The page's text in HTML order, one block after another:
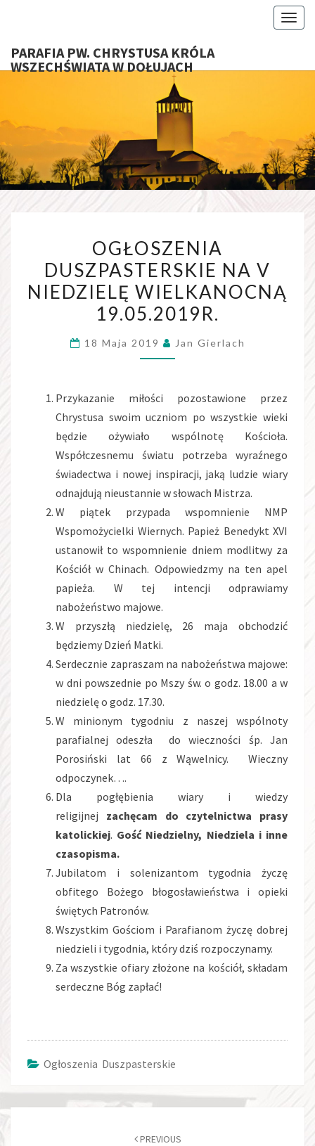
PARAFIA PW. CHRYSTUSA KRÓLA
WSZECHŚWIATA W DOŁUJACH
W
DUSZPASTERSKIE
NA
V
NIEDZIELĘ
19.05.2019R.
OGŁOSZENIA
DUSZPASTERSKIE NA V
NIEDZIELĘ WIELKANOCNĄ
19.05.2019R.
18 Maja 2019 Jan Gierlach
Przykazanie miłości pozostawione przez
Chrystusa swoim uczniom po wszystkie wieki
będzie ożywiało wspólnotę Kościoła.
Współczesnemu światu potrzeba wyraźnego
świadectwa i nowej inspiracji, jaką ludzie wiary
odnajdują nieustannie w słowach Mistrza.
W piątek przypada wspomnienie NMP
Wspomożycielki Wiernych. Papież Benedykt XVI
ustanowił to wspomnienie dniem modlitwy za
Kościół w Chinach. Odpowiedzmy na ten apel
papieża. W tej intencji odprawiamy
nabożeństwo majowe.
W przyszłą niedzielę, 26 maja obchodzić
będziemy Dzień Matki.
Serdecznie zapraszam na nabożeństwa majowe:
w dni powszednie po Mszy św. o godz. 18.00 a w
niedzielę o godz. 17.30.
W minionym tygodniu z naszej wspólnoty
parafialnej odeszła do wieczności śp. Jan
Porosiński lat 66 z Wąwelnicy. Wieczny
odpoczynek….
Dla pogłębienia wiary i wiedzy
religijnej zachęcam do czytelnictwa prasy
katolickiej. Gość Niedzielny, Niedziela i inne
czasopisma.
Jubilatom i solenizantom tygodnia życzę
obfitego Bożego błogosławieństwa i opieki
świętych Patronów.
Wszystkim Gościom i Parafianom życzę dobrej
niedzieli i tygodnia, który dziś rozpoczynamy.
Za wszystkie ofiary złożone na kościół, składam
serdeczne Bóg zapłać!
Ogłoszenia Duszpasterskie
PREVIOUS